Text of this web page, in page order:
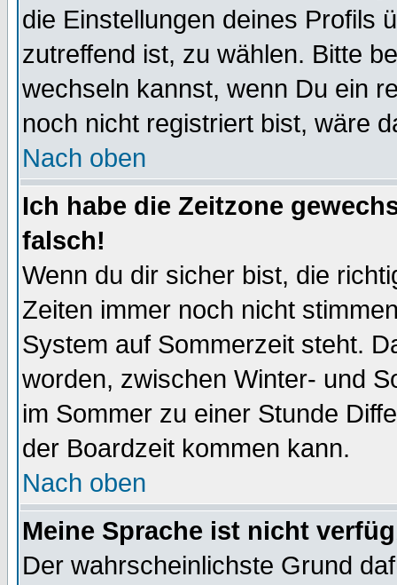
die Einstellungen deines Profils
zutreffend ist, zu wählen. Bitte
wechseln kannst, wenn Du ein
noch nicht registriert bist, wäre
Nach oben
Ich habe die Zeitzone
falsch!
Wenn du dir sicher bist, die
Zeiten immer noch nicht
System auf Sommerzeit steht.
worden, zwischen Winter- und
im Sommer zu einer Stunde
der Boardzeit kommen kann.
Nach oben
Meine Sprache ist nicht
Der wahrscheinlichste Grund